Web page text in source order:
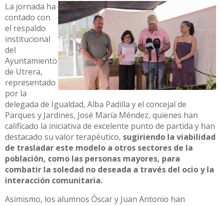
La jornada ha
contado con
el respaldo
institucional
del
Ayuntamiento
de Utrera,
representado
por la
delegada de Igualdad, Alba Padilla y el concejal de
Parques y Jardines, José María Méndez, quienes han
calificado la iniciativa de excelente punto de partida y han
destacado su valor terapéutico, sugiriendo la viabilidad
de trasladar este modelo a otros sectores de la
población, como las personas mayores, para
combatir la soledad no deseada a través del ocio y la
interacción comunitaria.
Asimismo, los alumnos Óscar y Juan Antonio han